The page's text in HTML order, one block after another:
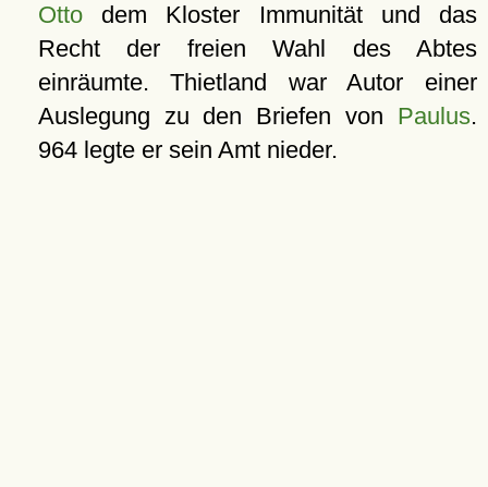
Ottodem Kloster Immunität und das
Recht der freien Wahl des Abtes
einräumte. Thietland war Autor einer
Auslegung zu den Briefen von Paulus.
964 legte er sein Amt nieder.